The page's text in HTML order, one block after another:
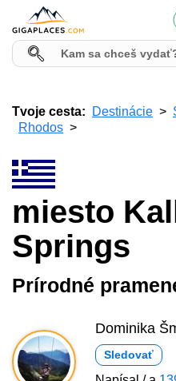
Tvoje cesta: Destinácie
Rhodos
miesto
Springs
Prírodné
Dominika
Sledovať